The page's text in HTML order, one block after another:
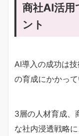
商社AI活用
ント
AI導入の成功は
の育成にかかって
3層の人材育成、
な社内浸透戦略